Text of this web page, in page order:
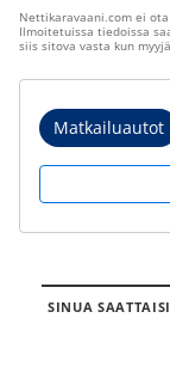
Nettikaravaani.com ei
Ilmoitetuissa tiedoissa
siis sitova vasta kun
Matkailuautot
SINUA